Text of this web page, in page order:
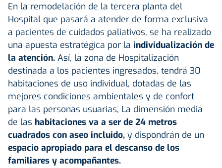
En la remodelación de la tercera planta del
Hospital que pasará a atender de forma exclusiva
a pacientes de cuidados paliativos, se ha realizado
una apuesta estratégica por la individualización de
la atención. Así, la zona de Hospitalización
destinada a los pacientes ingresados, tendrá 30
habitaciones de uso individual, dotadas de las
mejores condiciones ambientales y de confort
para las personas usuarias, La dimensión media
de las habitaciones va a ser de 24 metros
cuadrados con aseo incluido, y dispondrán de un
espacio apropiado para el descanso de los
familiares y acompañantes.